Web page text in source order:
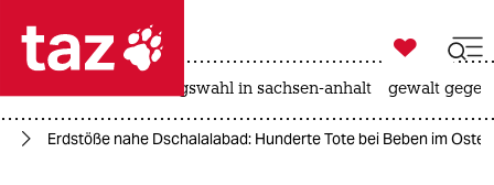
 taz zahl ich
taz zahl ich

taz zahl ich
landtagswahl in sachsen-anhalt gewalt
Erdstöße nahe Dschalalabad: Hunderte Tote bei Beben im